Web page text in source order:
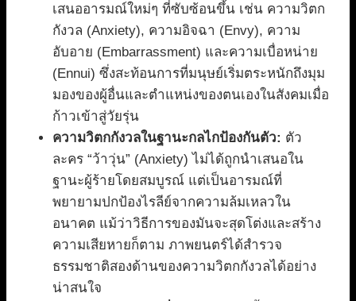
เสนออารมณ์ใหม่ๆ ที่ซับซ้อนขึ้น เช่น ความวิตก
กังวล (Anxiety), ความอิจฉา (Envy), ความ
อับอาย (Embarrassment) และความเบื่อหน่าย
(Ennui) ซึ่งสะท้อนการที่มนุษย์เริ่มตระหนักถึงมุม
มองของผู้อื่นและตำแหน่งของตนเองในสังคมเมื่อ
ก้าวเข้าสู่วัยรุ่น
ความวิตกกังวลในฐานะกลไกป้องกันตัว: ตัว
ละคร “ว้าวุ่น” (Anxiety) ไม่ได้ถูกนำเสนอใน
ฐานะผู้ร้ายโดยสมบูรณ์ แต่เป็นอารมณ์ที่
พยายามปกป้องไรลีย์จากความล้มเหลวใน
อนาคต แม้ว่าวิธีการของมันจะสุดโต่งและสร้าง
ความเสียหายก็ตาม ภาพยนตร์ได้สำรวจ
ธรรมชาติสองด้านของความวิตกกังวลได้อย่าง
น่าสนใจ